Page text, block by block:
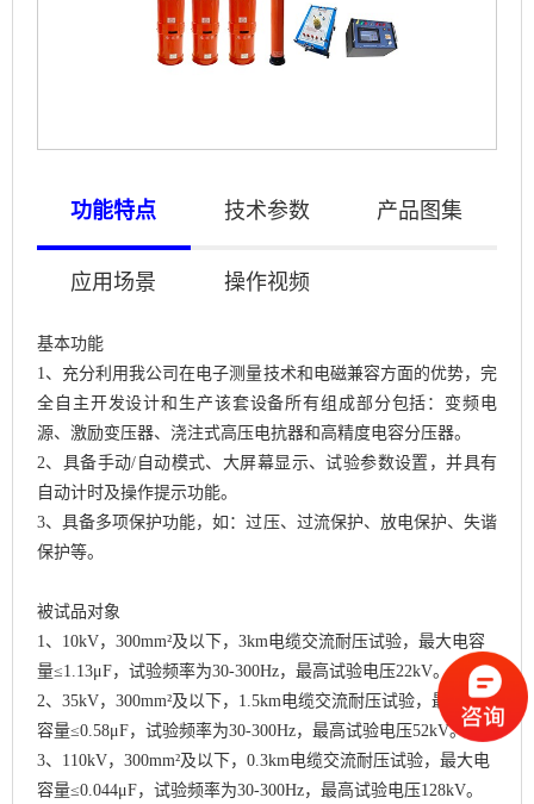
功能特点 技术参数 产品图集
应用场景 操作视频
基本功能
1、充分利用我公司在电子测量技术和电磁兼容方面的优势，完
全自主开发设计和生产该套设备所有组成部分包括：变频电
源、激励变压器、浇注式高压电抗器和高精度电容分压器。
2、具备手动/自动模式、大屏幕显示、试验参数设置，并具有
自动计时及操作提示功能。
3、具备多项保护功能，如：过压、过流保护、放电保护、失谐
保护等。
被试品对象
1、10kV，300mm²及以下，3km电缆交流耐压试验，最大电容
量≤1.13μF，试验频率为30-300Hz，最高试验电压22kV。
2、35kV，300mm²及以下，1.5km电缆交流耐压试验，最大电
容量≤0.58μF，试验频率为30-300Hz，最高试验电压52kV。
3、110kV，300mm²及以下，0.3km电缆交流耐压试验，最大电
容量≤0.044μF，试验频率为30-300Hz，最高试验电压128kV。